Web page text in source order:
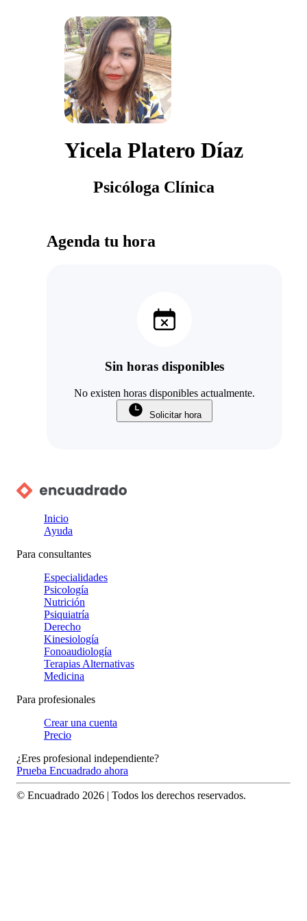
Yicela Platero Díaz
Psicóloga Clínica
Agenda tu hora
Sin horas disponibles
No existen horas disponibles actualmente.
Solicitar hora
Inicio
Ayuda
Para consultantes
Especialidades
Psicología
Nutrición
Psiquiatría
Derecho
Kinesiología
Fonoaudiología
Terapias Alternativas
Medicina
Para profesionales
Crear una cuenta
Precio
¿Eres profesional independiente?
Prueba Encuadrado ahora
© Encuadrado 2026 | Todos los derechos reservados.